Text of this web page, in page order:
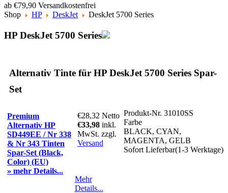
ab €79,90 Versandkostenfrei
Shop
HP DeskJet DeskJet 5700 Series
HP DeskJet 5700 Series
Alternativ Tinte für HP DeskJet 5700 Series Spar-
Set
Premium
Alternativ HP
SD449EE / Nr 338
& Nr 343 Tinten
Spar-Set (Black,
Color) (EU)
» mehr Details...
€28,32 Netto
€33,98 inkl.
MwSt. zzgl.
Versand
Produkt-Nr. 31010SS
Farbe
BLACK, CYAN,
MAGENTA, GELB
Sofort Lieferbar(1-3 Werktage)
Mehr
Details...